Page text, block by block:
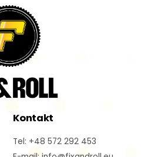
Back
To
Top
Kontakt
Tel: +48 572 292 453